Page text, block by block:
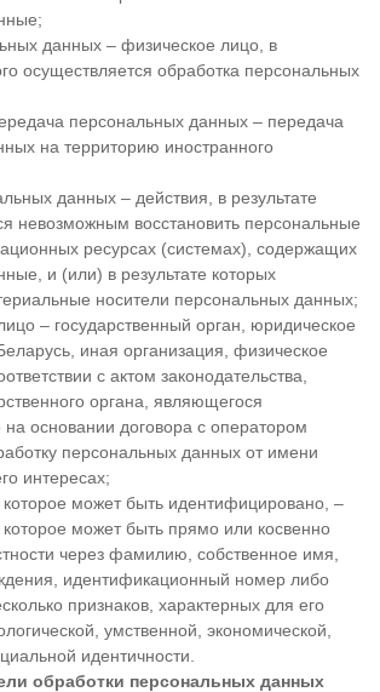
данных – физическое лицо, в
осуществляется обработка персональных
персональных данных – передача
на территорию иностранного
данных – действия, в результате
невозможным восстановить персональные
ресурсах (системах), содержащих
и (или) в результате которых
носители персональных данных;
– государственный орган, юридическое
иная организация, физическое
с актом законодательства,
органа, являющегося
основании договора с оператором
персональных данных от имени
интересах;
может быть идентифицировано, –
может быть прямо или косвенно
через фамилию, собственное имя,
идентификационный номер либо
признаков, характерных для его
умственной, экономической,
идентичности.
обработки персональных данных